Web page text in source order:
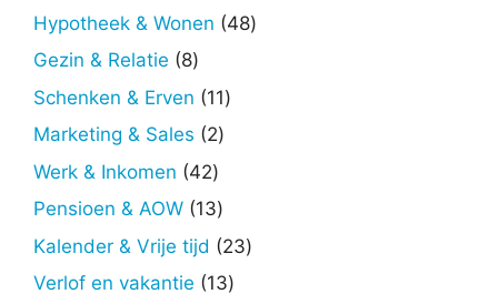
producten
Hypotheek & Wonen 4848
Gezin & Relatie 88
producten
Schenken & Erven 1111
Marketing & Sales 22
Werk & Inkomen 4242
producten
Pensioen & AOW 1313
producten
Kalender & Vrije tijd 2323
Verlof en vakantie 1313